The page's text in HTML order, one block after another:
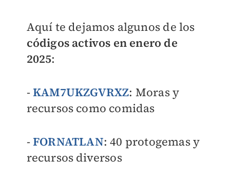
Aquí te dejamos algunos de los
códigos activos en enero de
2025:
-KAM7UKZGVRXZ: Moras y
recursos como comidas
-FORNATLAN: 40 protogemas y
recursos diversos